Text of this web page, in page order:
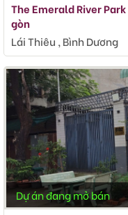
The Emerald River
gòn
Lái Thiêu , Bình Dương
Dự án đang mở bán